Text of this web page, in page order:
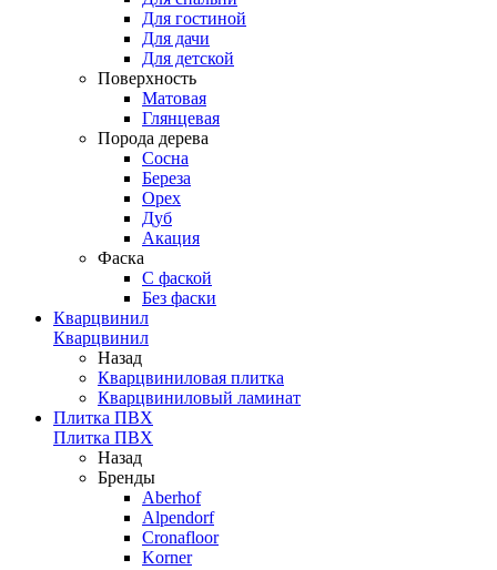
Для гостиной
Для дачи
Для детской
Поверхность
Матовая
Глянцевая
Порода дерева
Сосна
Береза
Орех
Дуб
Акация
Фаска
С фаской
Без фаски
Кварцвинил
Кварцвинил
Назад
Кварцвиниловая плитка
Кварцвиниловый ламинат
Плитка ПВХ
Плитка ПВХ
Назад
Бренды
Aberhof
Alpendorf
Cronafloor
Korner